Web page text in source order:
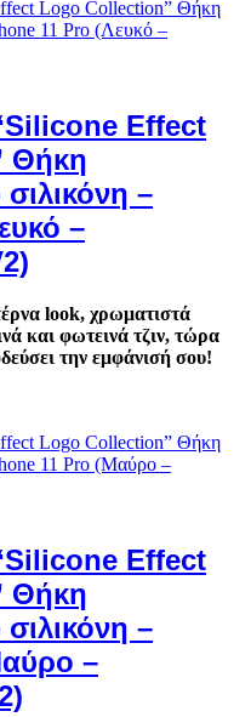
Effect
Θήκη
–
–
look, χρωματιστά
και φωτεινά τζιν, τώρα
την εμφάνισή σου!
Effect
Θήκη
–
–